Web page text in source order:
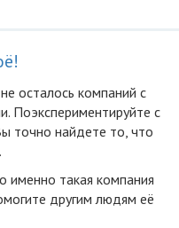
осталоcь компаний с
Поэкспериментируйте с
точно найдете то, что
именно такая компания
другим людям её